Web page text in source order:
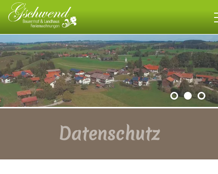
Bauernhof
Landhaus
Datenschutz